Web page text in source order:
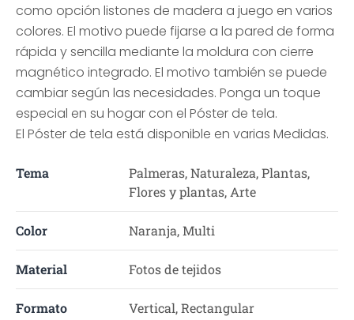
como opción listones de madera a juego en varios
colores. El motivo puede fijarse a la pared de forma
rápida y sencilla mediante la moldura con cierre
magnético integrado. El motivo también se puede
cambiar según las necesidades. Ponga un toque
especial en su hogar con el Póster de tela.
El Póster de tela está disponible en varias Medidas.
Tema
Palmeras, Naturaleza, Plantas,
Flores y plantas, Arte
Color Naranja, Multi
Material Fotos de tejidos
Formato Vertical, Rectangular